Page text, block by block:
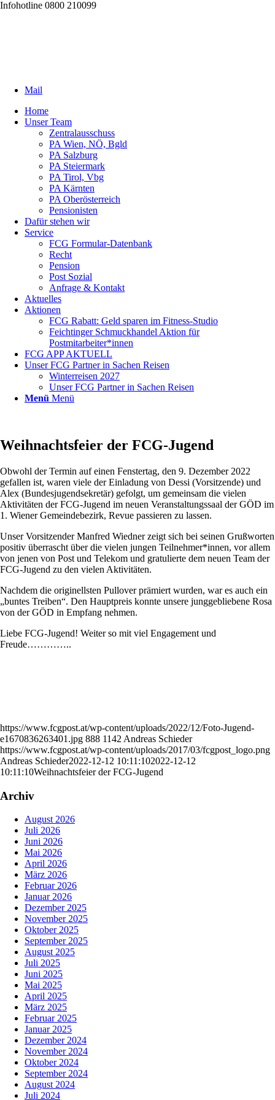
Infohotline 0800 210099
Mail
Home
Unser Team
Zentralausschuss
PA Wien, NÖ, Bgld
PA Salzburg
PA Steiermark
PA Tirol, Vbg
PA Kärnten
PA Oberösterreich
Pensionisten
Dafür stehen wir
Service
FCG Formular-Datenbank
Recht
Pension
Post Sozial
Anfrage & Kontakt
Aktuelles
Aktionen
FCG Rabatt: Geld sparen im Fitness-Studio
Feichtinger Schmuckhandel Aktion für
Postmitarbeiter*innen
FCG APP AKTUELL
Unser FCG Partner in Sachen Reisen
Winterreisen 2027
Unser FCG Partner in Sachen Reisen
Menü Menü
Weihnachtsfeier der FCG-Jugend
Obwohl der Termin auf einen Fenstertag, den 9. Dezember 2022
gefallen ist, waren viele der Einladung von Dessi (Vorsitzende) und
Alex (Bundesjugendsekretär) gefolgt, um gemeinsam die vielen
Aktivitäten der FCG-Jugend im neuen Veranstaltungssaal der GÖD im
1. Wiener Gemeindebezirk, Revue passieren zu lassen.
Unser Vorsitzender Manfred Wiedner zeigt sich bei seinen Grußworten
positiv überrascht über die vielen jungen Teilnehmer*innen, vor allem
von jenen von Post und Telekom und gratulierte dem neuen Team der
FCG-Jugend zu den vielen Aktivitäten.
Nachdem die originellsten Pullover prämiert wurden, war es auch ein
„buntes Treiben“. Den Hauptpreis konnte unsere junggebliebene Rosa
von der GÖD in Empfang nehmen.
Liebe FCG-Jugend! Weiter so mit viel Engagement und
Freude…………..
https://www.fcgpost.at/wp-content/uploads/2022/12/Foto-Jugend-
e1670836263401.jpg 888 1142 Andreas Schieder
https://www.fcgpost.at/wp-content/uploads/2017/03/fcgpost_logo.png
Andreas Schieder2022-12-12 10:11:102022-12-12
10:11:10Weihnachtsfeier der FCG-Jugend
Archiv
August 2026
Juli 2026
Juni 2026
Mai 2026
April 2026
März 2026
Februar 2026
Januar 2026
Dezember 2025
November 2025
Oktober 2025
September 2025
August 2025
Juli 2025
Juni 2025
Mai 2025
April 2025
März 2025
Februar 2025
Januar 2025
Dezember 2024
November 2024
Oktober 2024
September 2024
August 2024
Juli 2024